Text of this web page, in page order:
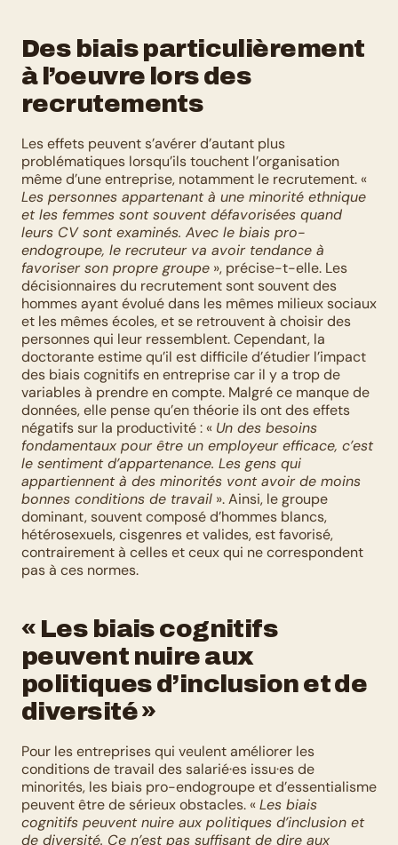
Des biais particulièrement
à l’oeuvre lors des
recrutements
Les effets peuvent s’avérer d’autant plus
problématiques lorsqu’ils touchent l’organisation
Les personnes appartenant à une minorité ethnique
et les femmes sont souvent défavorisées quand
leurs CV sont examinés. Avec le biais pro-
endogroupe, le recruteur va avoir tendance à
favoriser son propre groupe », précise-t-elle. Les
décisionnaires du recrutement sont souvent des
hommes ayant évolué dans les mêmes milieux sociaux
et les mêmes écoles, et se retrouvent à choisir des
personnes qui leur ressemblent. Cependant, la
doctorante estime qu’il est difficile d’étudier l’impact
des biais cognitifs en entreprise car il y a trop de
variables à prendre en compte. Malgré ce manque de
données, elle pense qu’en théorie ils ont des effets
négatifs sur la productivité : « Un des besoins
fondamentaux pour être un employeur efficace, c’est
le sentiment d’appartenance. Les gens qui
appartiennent à des minorités vont avoir de moins
bonnes conditions de travail ». Ainsi, le groupe
dominant, souvent composé d’hommes blancs,
hétérosexuels, cisgenres et valides, est favorisé,
contrairement à celles et ceux qui ne correspondent
pas à ces normes.
« Les biais cognitifs
peuvent nuire aux
politiques d’inclusion et de
diversité »
Pour les entreprises qui veulent améliorer les
conditions de travail des salarié·es issu·es de
minorités, les biais pro-endogroupe et d’essentialisme
peuvent être de sérieux obstacles. « Les biais
cognitifs peuvent nuire aux politiques d’inclusion et
de diversité. Ce n’est pas suffisant de dire aux